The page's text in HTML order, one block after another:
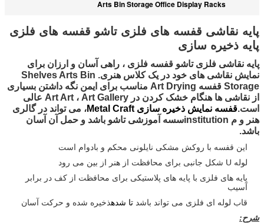
Arts Bin Storage Office Display Racks
پایه نقاشی قفسه های فلزی تاشو قفسه های فلزی
پایه ذخیره سازی
پایه نقاشی فلزی تاشو قفسه فلزی ، راهی آسان و ارزان برای
نمایش نقاشی های خود در یک کلاس هنری. Shelves Arts Bin
Storage قفسه Art Drying مناسب برای ایمن نگه داشتن بسیاری
از نقاشی ها هنگام خشک کردن در Art Art ، Art Gallery عالی
است.قفسه نمایش ذخیره سازی Metal Craft
، می تواند در گالری
هنر و م institutionسسه آموزشی تاشو باشد و حمل آن آسان
باشد.
این قفسه با روکش مشکی نایلونی محکم و بادوام است
لوله U شکل جانبی برای محافظت از هنر از بین می رود
پایه های فلزی با پایه های پلاستیکی برای محافظت از کف در برابر
آسیب
قاب لوله ای فلزی می تواند باشد تا شدهذخیره شده و حرکت آسان
شرح: